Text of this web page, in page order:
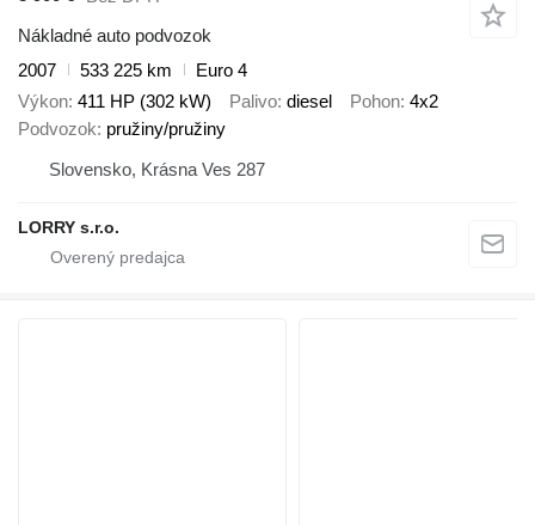
Nákladné auto podvozok
2007
533 225 km
Euro 4
Výkon 411 HP (302 kW) Palivo diesel Pohon 4x2
Podvozok pružiny/pružiny
Slovensko, Krásna Ves 287
LORRY s.r.o.